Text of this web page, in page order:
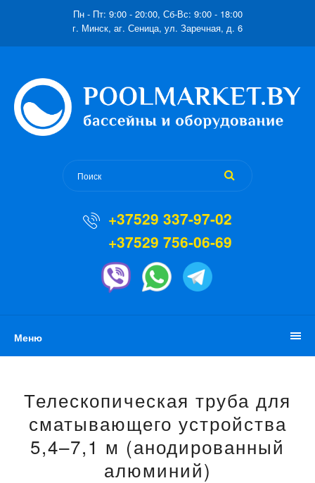
Пн - Пт: 9:00 - 20:00, Сб-Вс: 9:00 - 18:00
г. Минск, аг. Сеница, ул. Заречная, д. 6
+37529 337-97-02
+37529 756-06-69
Меню
Телескопическая труба для
сматывающего устройства
5,4–7,1 м (анодированный
алюминий)